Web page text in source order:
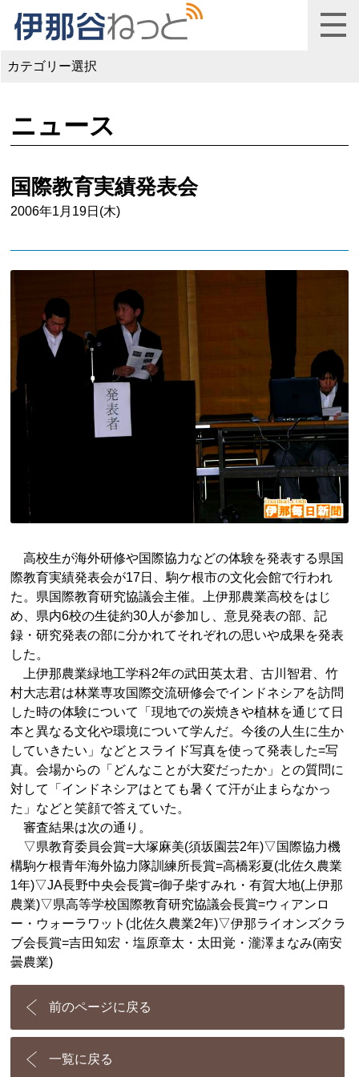
カテゴリー選択
ニュース
国際教育実績発表会
2006年1月19日(木)
高校生が海外研修や国際協力などの体験を発表する県国
際教育実績発表会が17日、駒ケ根市の文化会館で行われ
た。県国際教育研究協議会主催。上伊那農業高校をはじ
め、県内6校の生徒約30人が参加し、意見発表の部、記
録・研究発表の部に分かれてそれぞれの思いや成果を発表
した。
上伊那農業緑地工学科2年の武田英太君、古川智君、竹
村大志君は林業専攻国際交流研修会でインドネシアを訪問
した時の体験について「現地での炭焼きや植林を通じて日
本と異なる文化や環境について学んだ。今後の人生に生か
していきたい」などとスライド写真を使って発表した=写
真。会場からの「どんなことが大変だったか」との質問に
対して「インドネシアはとても暑くて汗が止まらなかっ
た」などと笑顔で答えていた。
審査結果は次の通り。
▽県教育委員会賞=大塚麻美(須坂園芸2年)▽国際協力機
構駒ケ根青年海外協力隊訓練所長賞=高橋彩夏(北佐久農業
1年)▽JA長野中央会長賞=御子柴すみれ・有賀大地(上伊那
農業)▽県高等学校国際教育研究協議会長賞=ウィアンロ
ー・ウォーラワット(北佐久農業2年)▽伊那ライオンズクラ
ブ会長賞=吉田知宏・塩原章太・太田覚・瀧澤まなみ(南安
曇農業)
前のページに戻る
一覧に戻る